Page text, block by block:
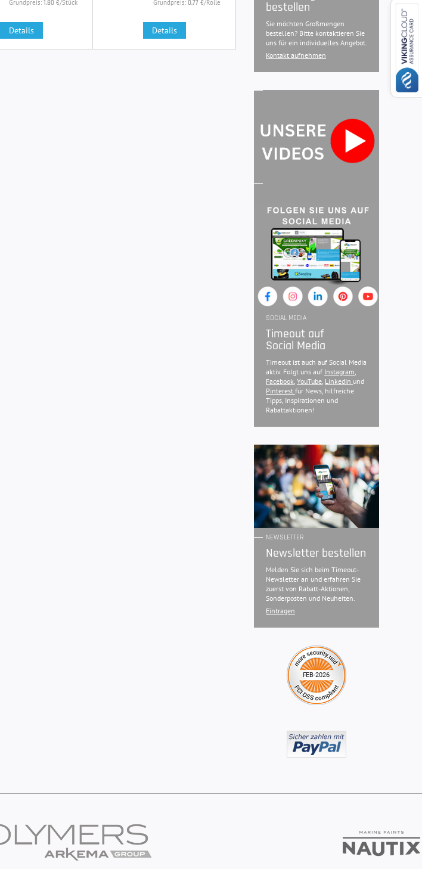
Grundpreis: 1,80 €/Stück
Details
Grundpreis: 0,77 €/Rolle
Details
bestellen
Sie möchten Großmengen
bestellen? Bitte kontaktieren Sie
uns für ein individuelles Angebot.
Kontakt aufnehmen
SOCIAL MEDIA
Timeout auf
Social Media
Timeout ist auch auf Social Media
aktiv. Folgt uns auf Instagram,
Facebook, YouTube, LinkedIn und
Pinterest für News, hilfreiche
Tipps, Inspirationen und
Rabattaktionen!
NEWSLETTER
Newsletter bestellen
Melden Sie sich beim Timeout-
Newsletter an und erfahren Sie
zuerst von Rabatt-Aktionen,
Sonderposten und Neuheiten.
Eintragen